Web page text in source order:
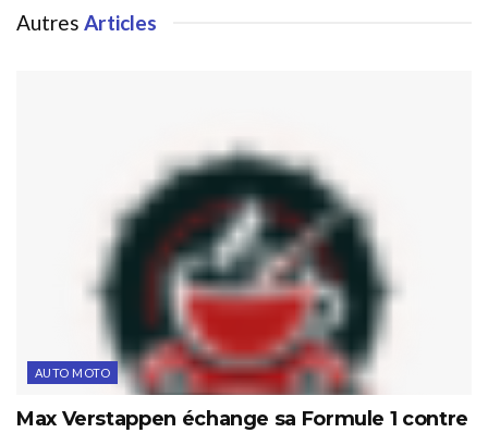
Autres Articles
AUTO MOTO
Max Verstappen échange sa Formule 1 contre